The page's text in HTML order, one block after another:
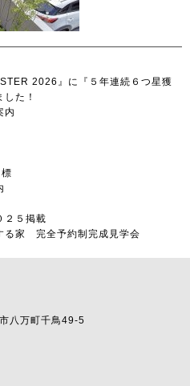
2026』に『５年連続６つ星獲
た！
内
２５掲載
る家 完全予約制完成見学会
八万町千鳥49-5